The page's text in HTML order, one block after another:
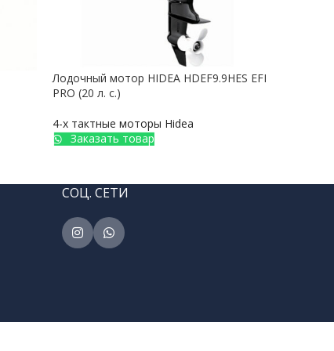
Лодочный мотор HIDEA HDEF9.9HES EFI
PRO (20 л. с.)
4-х тактные моторы Hidea
Заказать товар
СОЦ. СЕТИ